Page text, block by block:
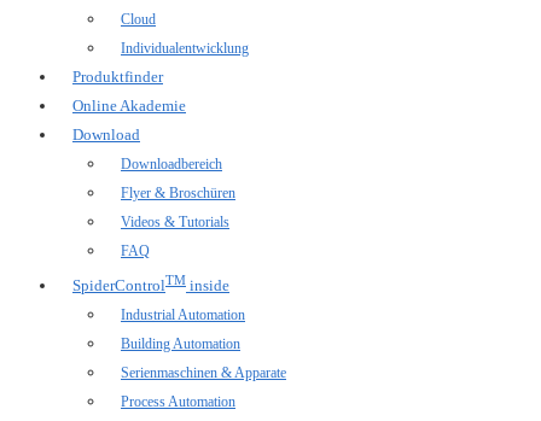
Cloud
Individualentwicklung
Produktfinder
Online Akademie
Download
Downloadbereich
Flyer & Broschüren
Videos & Tutorials
FAQ
SpiderControlTM inside
Industrial Automation
Building Automation
Serienmaschinen & Apparate
Process Automation